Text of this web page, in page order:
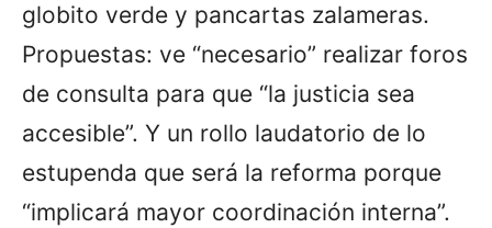
globito verde y pancartas zalameras.
Propuestas: ve “necesario” realizar foros
de consulta para que “la justicia sea
accesible”. Y un rollo laudatorio de lo
estupenda que será la reforma porque
“implicará mayor coordinación interna”.